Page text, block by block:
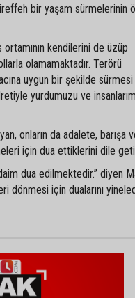
bir yaşam sürmelerinin
kendilerini de üzüp
olamamaktadır. Terörü
uygun bir şekilde
yurdumuzu ve
onların da adalete, barışa
için dua ettiklerini dile
dua edilmektedir.” diyen
dönmesi için dualarını